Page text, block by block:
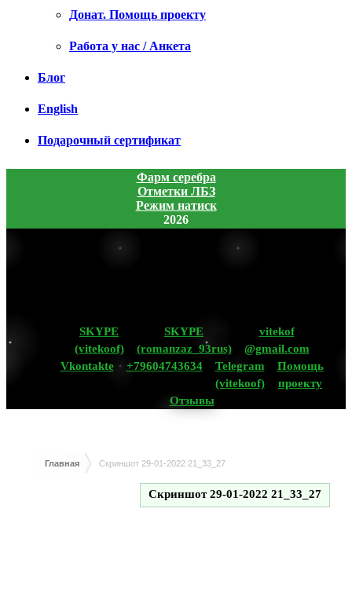
Донат. Помощь проекту
Работа у нас / Анкета
Блог
English
Подарочный сертификат
Фарм серебра
Отметки ЛБЗ
Режим натиск
2026
SKYPE
(vitekoof)
SKYPE
(romanzaz_93rus)
vitekof
@gmail.com
Vkontakte
+79604743634
Telegram
(vitekoof)
Помощь
проекту
Отзывы
Главная Скриншот 29-01-2022 21_33_27
Скриншот 29-01-2022 21_33_27